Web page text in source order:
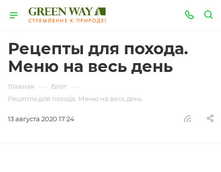
Рецепты для похода.
Меню на весь день
Главная — Блог —
Рецепты для похода. Меню на весь день
13 августа 2020 17:24